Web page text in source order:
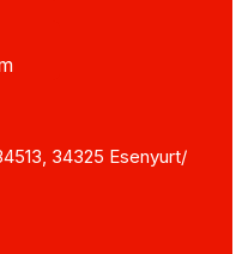
34325 Esenyurt/